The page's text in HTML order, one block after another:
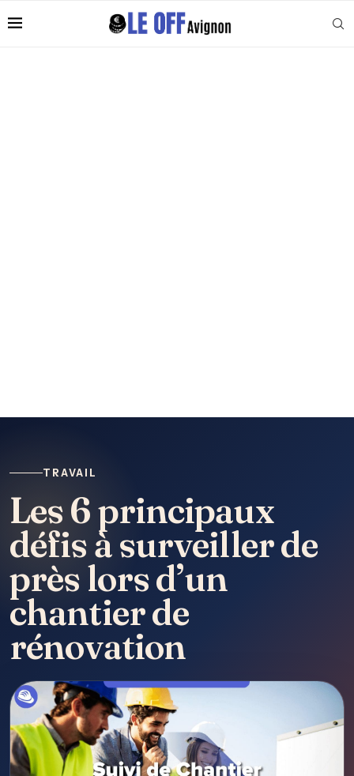
TRAVAIL
Les 6 principaux
défis à surveiller de
près lors d’un
chantier de
rénovation